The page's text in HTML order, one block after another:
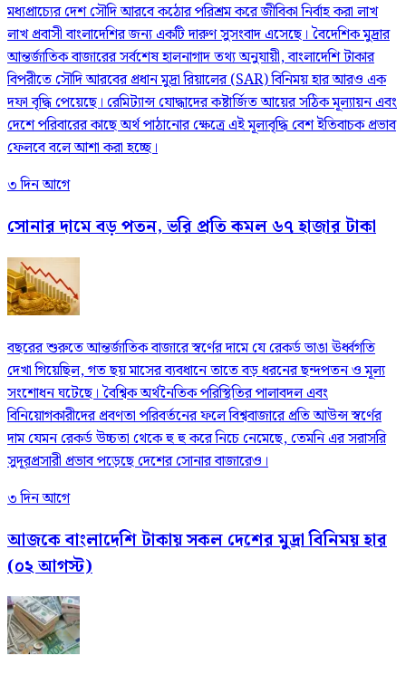
মধ্যপ্রাচ্যের দেশ সৌদি আরবে কঠোর পরিশ্রম করে জীবিকা নির্বাহ করা লাখ
লাখ প্রবাসী বাংলাদেশির জন্য একটি দারুণ সুসংবাদ এসেছে। বৈদেশিক মুদ্রার
আন্তর্জাতিক বাজারের সর্বশেষ হালনাগাদ তথ্য অনুযায়ী, বাংলাদেশি টাকার
বিপরীতে সৌদি আরবের প্রধান মুদ্রা রিয়ালের (SAR) বিনিময় হার আরও এক
দফা বৃদ্ধি পেয়েছে। রেমিট্যান্স যোদ্ধাদের কষ্টার্জিত আয়ের সঠিক মূল্যায়ন এবং
দেশে পরিবারের কাছে অর্থ পাঠানোর ক্ষেত্রে এই মূল্যবৃদ্ধি বেশ ইতিবাচক প্রভাব
ফেলবে বলে আশা করা হচ্ছে।
৩ দিন আগে
সোনার দামে বড় পতন, ভরি প্রতি কমল ৬৭ হাজার টাকা
বছরের শুরুতে আন্তর্জাতিক বাজারে স্বর্ণের দামে যে রেকর্ড ভাঙা ঊর্ধ্বগতি
দেখা গিয়েছিল, গত ছয় মাসের ব্যবধানে তাতে বড় ধরনের ছন্দপতন ও মূল্য
সংশোধন ঘটেছে। বৈশ্বিক অর্থনৈতিক পরিস্থিতির পালাবদল এবং
বিনিয়োগকারীদের প্রবণতা পরিবর্তনের ফলে বিশ্ববাজারে প্রতি আউন্স স্বর্ণের
দাম যেমন রেকর্ড উচ্চতা থেকে হু হু করে নিচে নেমেছে, তেমনি এর সরাসরি
সুদূরপ্রসারী প্রভাব পড়েছে দেশের সোনার বাজারেও।
৩ দিন আগে
আজকে বাংলাদেশি টাকায় সকল দেশের মুদ্রা বিনিময় হার
(০২ আগস্ট)